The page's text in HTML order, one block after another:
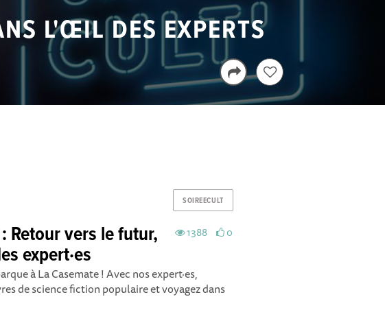
L'ŒIL DES EXPERTS
SOIREECULT
1388 0
Retour vers le futur,
expert·es
à La Casemate ! Avec nos expert·es,
de science fiction populaire et voyagez dans